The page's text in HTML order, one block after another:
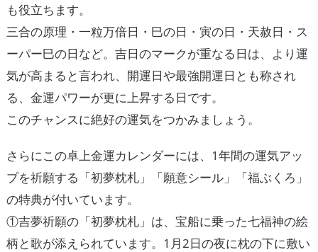
も役立ちます。
三合の原理・一粒万倍日・巳の日・寅の日・天赦日・ス
ーパー巳の日など。吉日のマークが重なる日は、より運
気が高まると言われ、開運日や最強開運日とも称され
る、金運パワーが更に上昇する日です。
このチャンスに絶好の運気をつかみましょう。
さらにこの卓上金運カレンダーには、1年間の運気アッ
プを祈願する「初夢枕札」「願意シール」「福ぶくろ」
の特典が付いています。
①吉夢祈願の「初夢枕札」は、宝船に乗った七福神の絵
柄と歌が添えられています。1月2日の夜に枕の下に敷い